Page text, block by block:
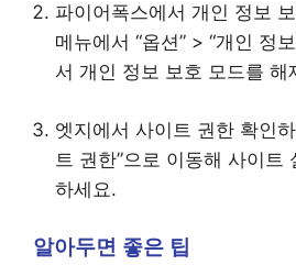
파이어폭스에서 개인 정보
메뉴에서 “옵션” > “개인 정
서 개인 정보 보호 모드를 해
엣지에서 사이트 권한 확인
트 권한”으로 이동해 사이트
하세요.
알아두면 좋은 팁